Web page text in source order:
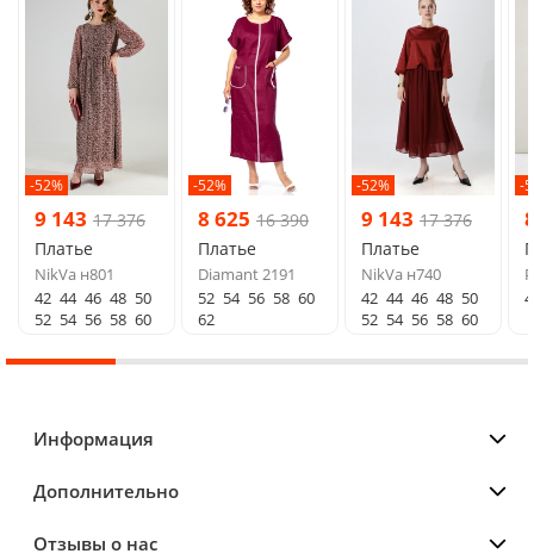
-52%
9 143 17 376
Платье
NikVa н801
42 44 46 48 50
52 54 56 58 60
-52%
8 625 16 390
Платье
Diamant 2191
52 54 56 58 60
62
-52%
9 143 17 376
Платье
NikVa н740
42 44 46 48 50
52 54 56 58 60
-
Информация
Дополнительно
Отзывы о нас